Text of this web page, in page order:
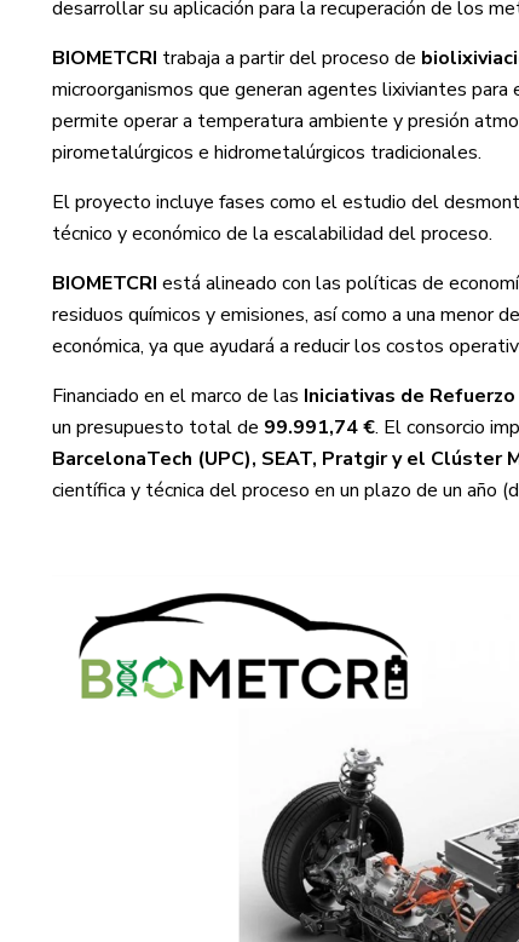
desarrollar su aplicación para la recuperación de los
BIOMETCRI trabaja a partir del proceso de
microorganismos que generan agentes lixiviantes
permite operar a temperatura ambiente y presión
pirometalúrgicos e hidrometalúrgicos tradicionales.
El proyecto incluye fases como el estudio del
técnico y económico de la escalabilidad del proceso.
BIOMETCRI está alineado con las políticas de
residuos químicos y emisiones, así como a una menor
económica, ya que ayudará a reducir los costos
Financiado en el marco de las Iniciativas de
un presupuesto total de 99.991,74 €. El consorcio
BarcelonaTech (UPC), SEAT, Pratgir y el Clúster
científica y técnica del proceso en un plazo de un año